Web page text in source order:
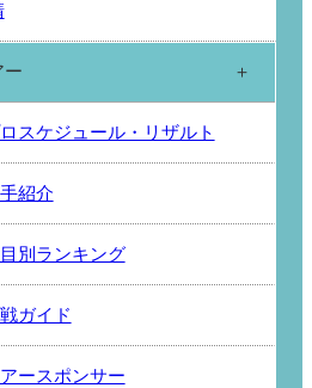
ー
スケジュール・リザルト
紹介
別ランキング
ガイド
ースポンサー